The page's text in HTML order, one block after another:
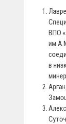
ВПО
в